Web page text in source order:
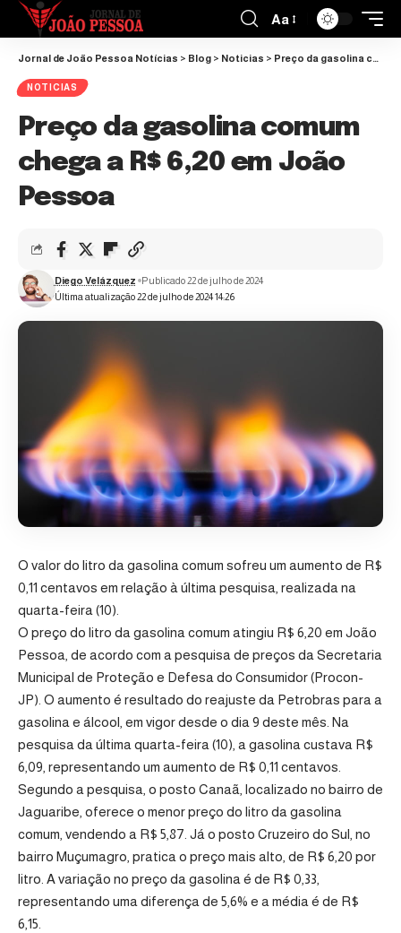
Aa
Jornal de João Pessoa Notícias > Blog > Noticias > Preço da gasolina comum chega a R$ 6,20 em João Pessoa
NOTICIAS
Preço da gasolina comum
chega a R$ 6,20 em João
Pessoa
Última atualização 22 de julho de 2024 14:26
Diego Velázquez Publicado 22 de julho de 2024
O valor do litro da gasolina comum sofreu um aumento de R$
0,11 centavos em relação à última pesquisa, realizada na
quarta-feira (10).
O preço do litro da gasolina comum atingiu R$ 6,20 em João
Pessoa, de acordo com a pesquisa de preços da Secretaria
Municipal de Proteção e Defesa do Consumidor (Procon-
JP). O aumento é resultado do reajuste da Petrobras para a
gasolina e álcool, em vigor desde o dia 9 deste mês. Na
pesquisa da última quarta-feira (10), a gasolina custava R$
6,09, representando um aumento de R$ 0,11 centavos.
Segundo a pesquisa, o posto Canaã, localizado no bairro de
Jaguaribe, oferece o menor preço do litro da gasolina
comum, vendendo a R$ 5,87. Já o posto Cruzeiro do Sul, no
bairro Muçumagro, pratica o preço mais alto, de R$ 6,20 por
litro. A variação no preço da gasolina é de R$ 0,33,
representando uma diferença de 5,6% e a média é de R$
6,15.